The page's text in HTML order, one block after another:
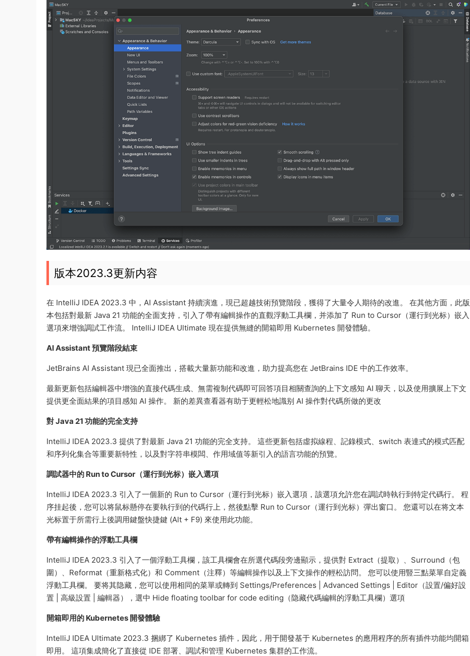
版本2023.3更新内容
在 IntelliJ IDEA 2023.3 中，AI Assistant 持續演進，現已超越技術預覽階段，獲得了大量令人期待的改進。 在其他方面，此版
本包括對最新 Java 21 功能的全面支持，引入了帶有編輯操作的直觀浮動工具欄，并添加了 Run to Cursor（運行到光标）嵌入
選項來增強調試工作流。 IntelliJ IDEA Ultimate 現在提供無縫的開箱即用 Kubernetes 開發體驗。
AI Assistant 預覽階段結束
JetBrains AI Assistant 現已全面推出，搭載大量新功能和改進，助力提高您在 JetBrains IDE 中的工作效率。
最新更新包括編輯器中增強的直接代碼生成、無需複制代碼即可回答項目相關查詢的上下文感知 AI 聊天，以及使用擴展上下文
提供更全面結果的項目感知 AI 操作。 新的差異查看器有助于更輕松地識别 AI 操作對代碼所做的更改
對 Java 21 功能的完全支持
IntelliJ IDEA 2023.3 提供了對最新 Java 21 功能的完全支持。 這些更新包括虛拟線程、記錄模式、switch 表達式的模式匹配
和序列化集合等重要新特性，以及對字符串模闆、作用域值等新引入的語言功能的預覽。
調試器中的 Run to Cursor（運行到光标）嵌入選項
IntelliJ IDEA 2023.3 引入了一個新的 Run to Cursor（運行到光标）嵌入選項，該選項允許您在調試時執行到特定代碼行。 程
序挂起後，您可以将鼠标懸停在要執行到的代碼行上，然後點擊 Run to Cursor（運行到光标）彈出窗口。 您還可以在将文本
光标置于所需行上後調用鍵盤快捷鍵 (Alt + F9) 來使用此功能。
帶有編輯操作的浮動工具欄
IntelliJ IDEA 2023.3 引入了一個浮動工具欄，該工具欄會在所選代碼段旁邊顯示，提供對 Extract（提取）、Surround（包
圍）、Reformat（重新格式化）和 Comment（注釋）等編輯操作以及上下文操作的輕松訪問。 您可以使用豎三點菜單自定義
浮動工具欄。 要将其隐藏，您可以使用相同的菜單或轉到 Settings/Preferences | Advanced Settings | Editor（設置/偏好設
置 | 高級設置 | 編輯器），選中 Hide floating toolbar for code editing（隐藏代碼編輯的浮動工具欄）選項
開箱即用的 Kubernetes 開發體驗
IntelliJ IDEA Ultimate 2023.3 捆綁了 Kubernetes 插件，因此，用于開發基于 Kubernetes 的應用程序的所有插件功能均開箱
即用。 這項集成簡化了直接從 IDE 部署、調試和管理 Kubernetes 集群的工作流。